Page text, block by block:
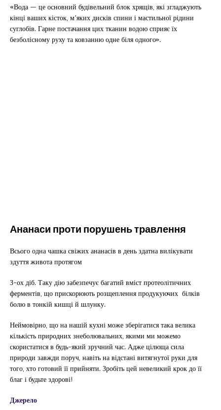
«Вода — це основний будівельний блок хрящів, які згладжують
кінці ваших кісток, м’яких дисків спини і мастильної рідини
суглобів. Гарне постачання цих тканин водою сприяє їх
безболісному руху та ковзанню одне біля одного».
Ананаси проти порушень травлення
Всього одна чашка свіжих ананасів в день здатна вилікувати
здуття живота протягом
З-ох діб. Таку дію забезпечує багатий вміст протеолітичних
ферментів, що прискорюють розщеплення продукуючих білків
болю в тонкій кишці й шлунку.
Неймовірно, що на нашій кухні може зберігатися така велика
кількість природних знеболювальних, якими ми можемо
скористатися в будь-який зручний час. Адже цілюща сила
природи завжди поруч, навіть на відстані витягнутої руки для
того, хто готовий її прийняти. Зробіть цей невеликий крок до її
благ і будьте здорові!
Джерело